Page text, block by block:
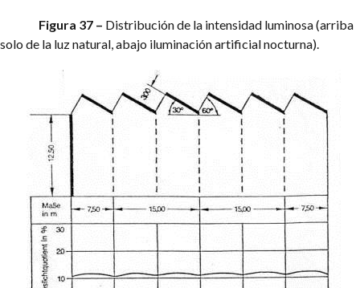
Figura 37 – Distribución de la intensidad luminosa (arriba
solo de la luz natural, abajo iluminación artificial nocturna).